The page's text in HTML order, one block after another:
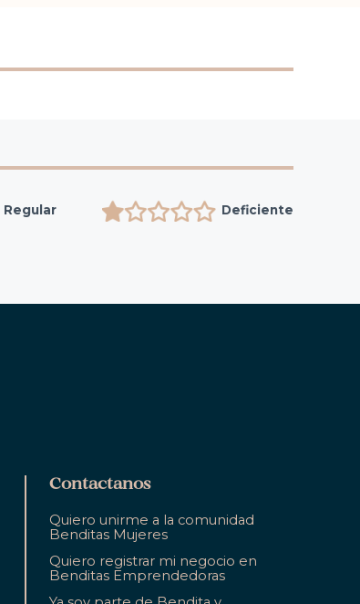
Regular Deficiente
Contactanos
Quiero unirme a la comunidad
Benditas Mujeres
Quiero registrar mi negocio en
Benditas Emprendedoras